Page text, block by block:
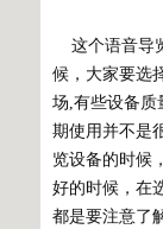
这个语音导
候，大家要选
场,有些设备质
期使用并不是
览设备的时候
好的时候，在
都是要注意了